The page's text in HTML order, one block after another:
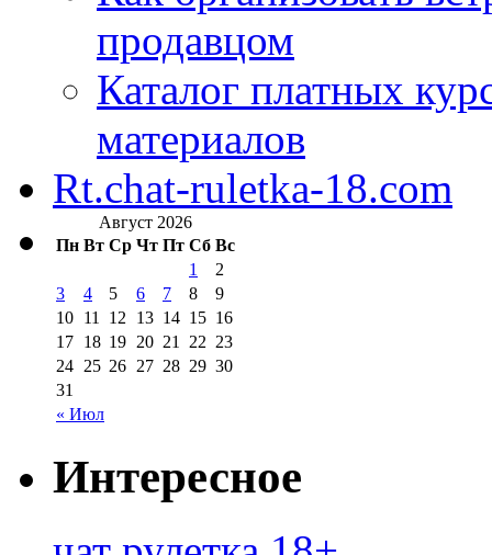
продавцом
Каталог платных
материалов
Rt.chat-ruletka-18.com
Август 2026
Пн Вт Ср Чт Пт Сб Вс
« Июл
1
2
3
4 5 6 7 8
9
10 11 12 13 14 15 16
17 18 19 20 21 22 23
24 25 26 27 28 29 30
31
Интересное